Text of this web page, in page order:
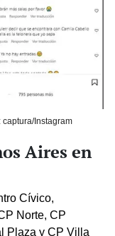
Instagram
Aires en
Cívico,
Norte, CP
Plaza y CP Villa